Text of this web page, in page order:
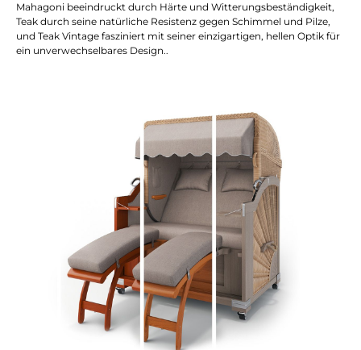
Mahagoni beeindruckt durch Härte und Witterungsbeständigkeit,
Teak durch seine natürliche Resistenz gegen Schimmel und Pilze,
und Teak Vintage fasziniert mit seiner einzigartigen, hellen Optik für
ein unverwechselbares Design..